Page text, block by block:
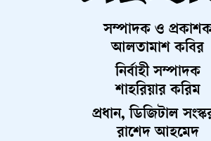
সম্পাদক ও
আলতামাশ কবির
নির্বাহী সম্পাদক
শাহরিয়ার করিম
প্রধান, ডিজিটাল
রাশেদ আহমেদ